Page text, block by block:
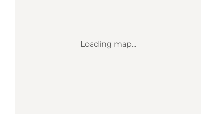
Loading map...